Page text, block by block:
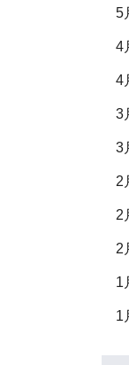
5
4
4
3
3
2
2
2
1
1